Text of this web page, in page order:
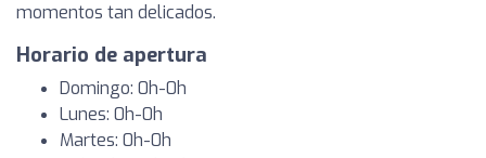
momentos tan delicados.
Horario de apertura
Domingo: 0h-0h
Lunes: 0h-0h
Martes: 0h-0h